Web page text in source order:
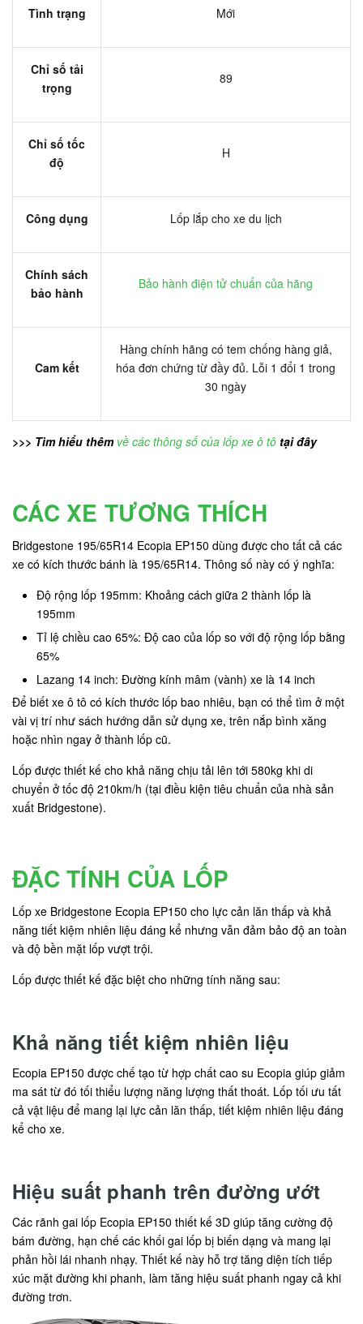
Tình trạng Mới
Chỉ số tải
trọng
89
Chỉ số tốc
độ
H
Công dụng Lốp lắp cho xe du lịch
Chính sách
bảo hành
Bảo hành điện tử chuẩn của hãng
Cam kết
Hàng chính hãng có tem chống hàng giả,
hóa đơn chứng từ đầy đủ. Lỗi 1 đổi 1 trong
30 ngày
>>> Tìm hiểu thêm về các thông số của lốp xe ô tô tại đây
CÁC XE TƯƠNG THÍCH
Bridgestone 195/65R14 Ecopia EP150 dùng được cho tất cả các
xe có kích thước bánh là 195/65R14. Thông số này có ý nghĩa:
Độ rộng lốp 195mm: Khoảng cách giữa 2 thành lốp là
195mm
Tỉ lệ chiều cao 65%: Độ cao của lốp so với độ rộng lốp bằng
65%
Lazang 14 inch: Đường kính mâm (vành) xe là 14 inch
Để biết xe ô tô có kích thước lốp bao nhiêu, bạn có thể tìm ở một
vài vị trí như sách hướng dẫn sử dụng xe, trên nắp bình xăng
hoặc nhìn ngay ở thành lốp cũ.
Lốp được thiết kế cho khả năng chịu tải lên tới 580kg khi di
chuyển ở tốc độ 210km/h (tại điều kiện tiêu chuẩn của nhà sản
xuất Bridgestone).
ĐẶC TÍNH CỦA LỐP
Lốp xe Bridgestone Ecopia EP150 cho lực cản lăn thấp và khả
năng tiết kiệm nhiên liệu đáng kể nhưng vẫn đảm bảo độ an toàn
và độ bền mặt lốp vượt trội.
Lốp được thiết kế đặc biệt cho những tính năng sau:
Khả năng tiết kiệm nhiên liệu
Ecopia EP150 được chế tạo từ hợp chất cao su Ecopia giúp giảm
ma sát từ đó tối thiểu lượng năng lượng thất thoát. Lốp tối ưu tất
cả vật liệu để mang lại lực cản lăn thấp, tiết kiệm nhiên liệu đáng
kể cho xe.
Hiệu suất phanh trên đường ướt
Các rãnh gai lốp Ecopia EP150 thiết kế 3D giúp tăng cường độ
bám đường, hạn chế các khối gai lốp bị biến dạng và mang lại
phản hồi lái nhanh nhạy. Thiết kế này hỗ trợ tăng diện tích tiếp
xúc mặt đường khi phanh, làm tăng hiệu suất phanh ngay cả khi
đường trơn.